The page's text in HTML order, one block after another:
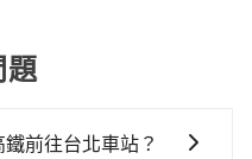
題
前往台北車站？